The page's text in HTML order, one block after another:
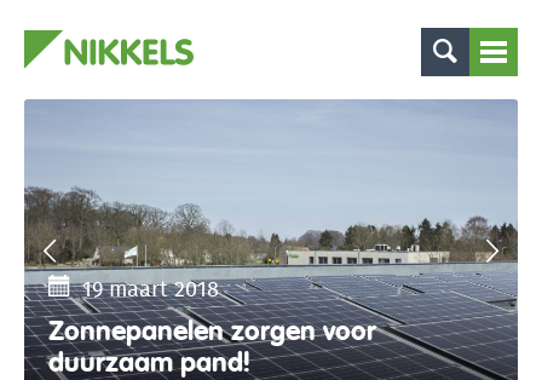
19 maart 2018
Zonnepanelen zorgen voor
duurzaam pand!